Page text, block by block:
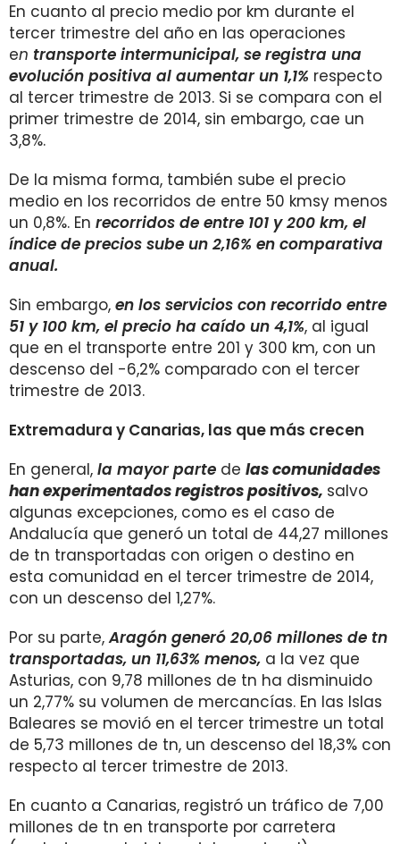
En cuanto al precio medio por km durante el
tercer trimestre del año en las operaciones
en transporte intermunicipal, se registra una
evolución positiva al aumentar un 1,1% respecto
al tercer trimestre de 2013. Si se compara con el
primer trimestre de 2014, sin embargo, cae un
3,8%.
De la misma forma, también sube el precio
medio en los recorridos de entre 50 kmsy menos
un 0,8%. En recorridos de entre 101 y 200 km, el
índice de precios sube un 2,16% en comparativa
anual.
Sin embargo, en los servicios con recorrido entre
51 y 100 km, el precio ha caído un 4,1%, al igual
que en el transporte entre 201 y 300 km, con un
descenso del -6,2% comparado con el tercer
trimestre de 2013.
Extremadura y Canarias, las que más crecen
En general, la mayor parte de las comunidades
han experimentados registros positivos, salvo
algunas excepciones, como es el caso de
Andalucía que generó un total de 44,27 millones
de tn transportadas con origen o destino en
esta comunidad en el tercer trimestre de 2014,
con un descenso del 1,27%.
Por su parte,Aragón generó 20,06 millones de tn
transportadas, un 11,63% menos, a la vez que
Asturias, con 9,78 millones de tn ha disminuido
un 2,77% su volumen de mercancías. En las Islas
Baleares se movió en el tercer trimestre un total
de 5,73 millones de tn, un descenso del 18,3% con
respecto al tercer trimestre de 2013.
En cuanto a Canarias, registró un tráfico de 7,00
millones de tn en transporte por carretera